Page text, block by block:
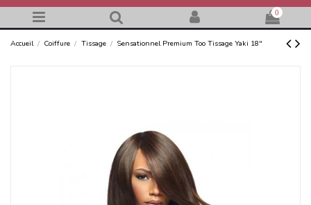
0
Accueil Coiffure Tissage Sensationnel Premium Too Tissage Yaki 18"